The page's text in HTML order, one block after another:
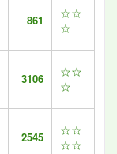
861
☆☆
☆
3106
☆☆
☆
2545
☆☆
☆☆